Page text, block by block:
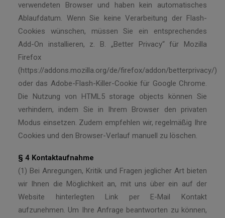
verwendeten Browser und haben kein automatisches
Ablaufdatum. Wenn Sie keine Verarbeitung der Flash-
Cookies wünschen, müssen Sie ein entsprechendes
Add-On installieren, z. B. „Better Privacy“ für Mozilla
Firefox
(https://addons.mozilla.org/de/firefox/addon/betterprivacy/)
oder das Adobe-Flash-Killer-Cookie für Google Chrome.
Die Nutzung von HTML5 storage objects können Sie
verhindern, indem Sie in Ihrem Browser den privaten
Modus einsetzen. Zudem empfehlen wir, regelmäßig Ihre
Cookies und den Browser-Verlauf manuell zu löschen.
§ 4 Kontaktaufnahme
(1) Bei Anregungen, Kritik und Fragen jeglicher Art bieten
wir Ihnen die Möglichkeit an, mit uns über ein auf der
Website hinterlegten Link per E-Mail Kontakt
aufzunehmen. Um Ihre Anfrage beantworten zu können,